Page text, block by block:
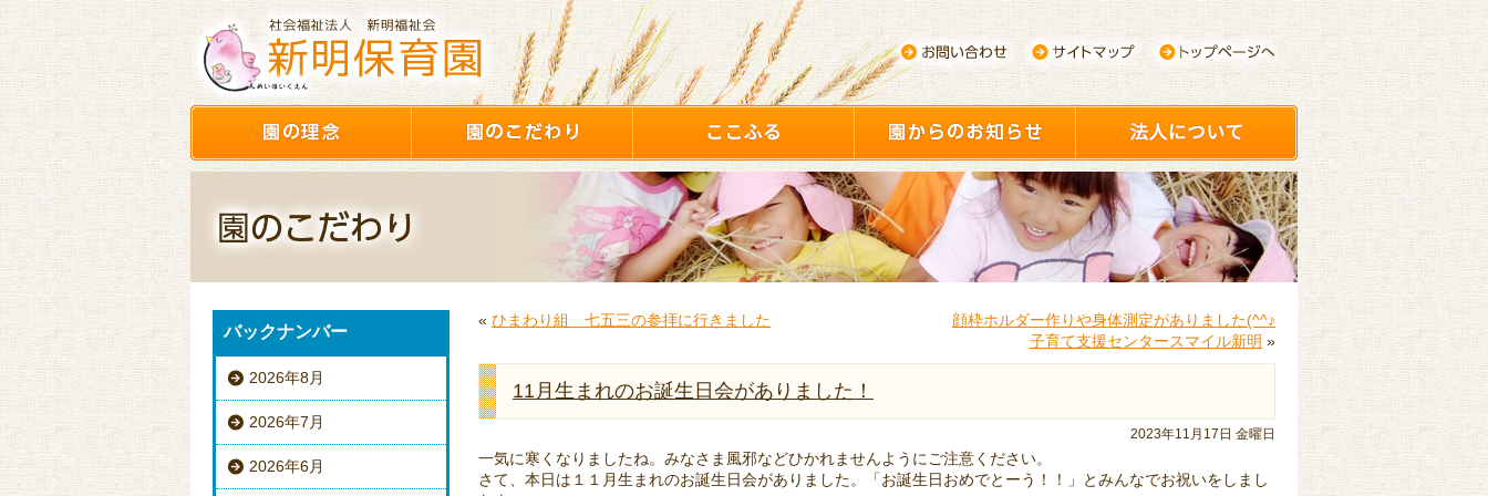
バックナンバー
2026年8月
2026年7月
2026年6月
« ひまわり組 七五三の参拝に行きました
顔枠ホルダー作りや身体測定がありました(^^♪
子育て支援センタースマイル新明 »
11月生まれのお誕生日会がありました！
2023年11月17日 金曜日
一気に寒くなりましたね。みなさま風邪などひかれませんようにご注意ください。
さて、本日は１１月生まれのお誕生日会がありました。「お誕生日おめでとーう！！」とみんなでお祝いをしまし